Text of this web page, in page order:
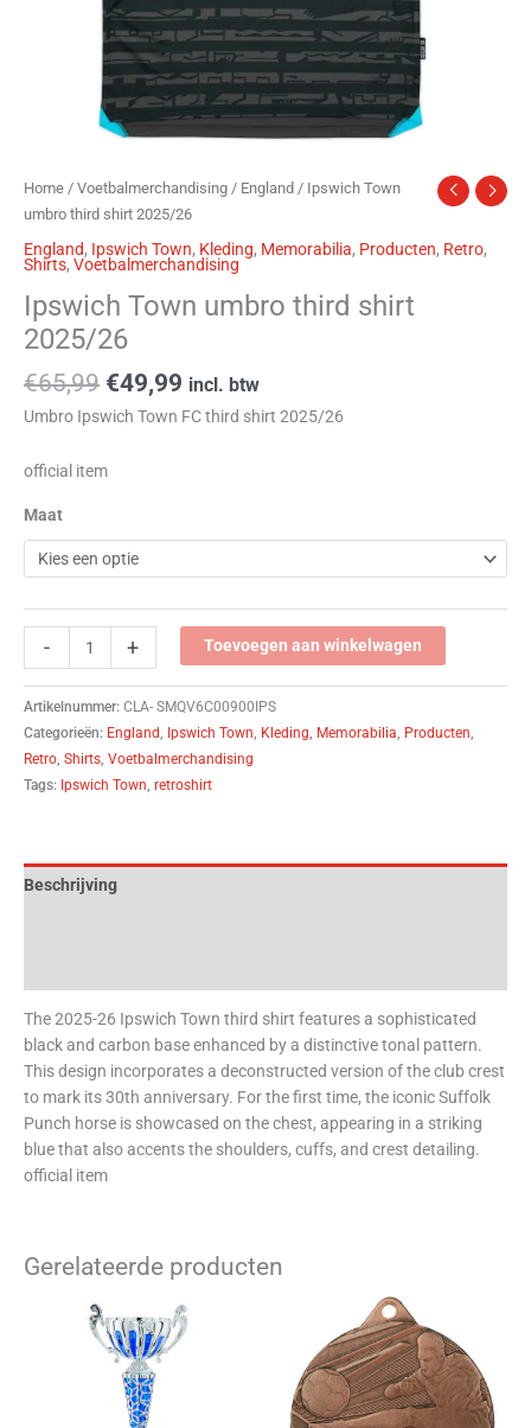
Home / Voetbalmerchandising / England / Ipswich Town
umbro third shirt 2025/26
England, Ipswich Town, Kleding, Memorabilia, Producten, Retro,
Shirts, Voetbalmerchandising
Ipswich Town umbro third shirt
2025/26
€65,99 €49,99 incl. btw
Umbro Ipswich Town FC third shirt 2025/26
official item
Maat
- + Toevoegen aan winkelwagen
Artikelnummer: CLA- SMQV6C00900IPS
Categorieën: England, Ipswich Town, Kleding, Memorabilia, Producten,
Retro, Shirts, Voetbalmerchandising
Tags: Ipswich Town, retroshirt
Beschrijving
The 2025-26 Ipswich Town third shirt features a sophisticated
black and carbon base enhanced by a distinctive tonal pattern.
This design incorporates a deconstructed version of the club crest
to mark its 30th anniversary. For the first time, the iconic Suffolk
Punch horse is showcased on the chest, appearing in a striking
blue that also accents the shoulders, cuffs, and crest detailing.
official item
Gerelateerde producten
Prijsklasse:
€11,80
tot
€16,25
heeft
meerdere
variaties.